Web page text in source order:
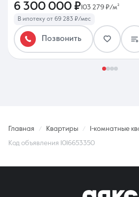
6 300 000 ₽ 103 279 ₽/м²
В ипотеку от 69 283 ₽/мес
Позвонить
Главная Квартиры 1-комнатные
Код объявления 1016653350